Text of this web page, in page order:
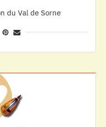
du Val de Sorne